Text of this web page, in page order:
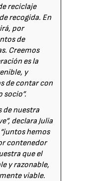
reciclaje
recogida. En
por
de
Creemos
es la
y
de contar con
socio”.
de nuestra
declara Julia
hemos
contenedor
que el
y razonable,
viable.